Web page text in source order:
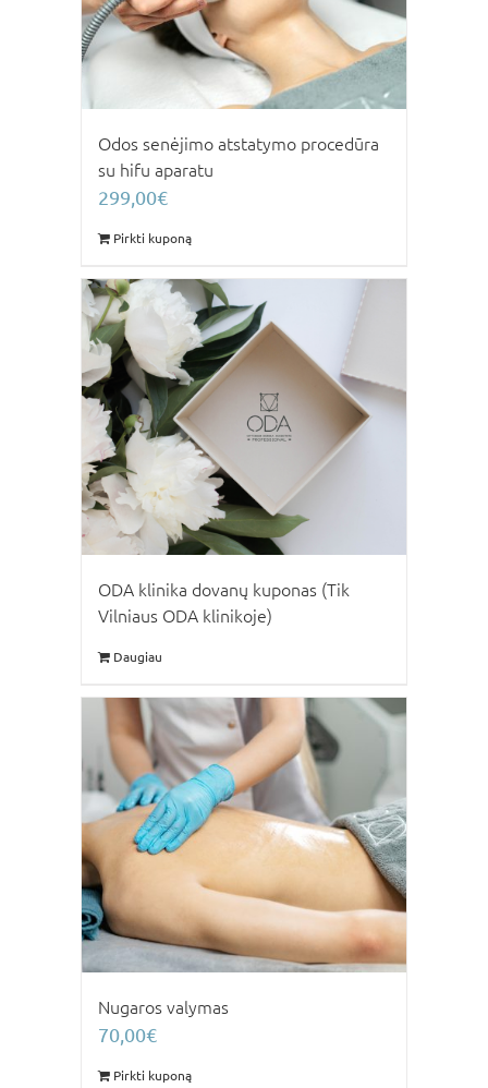
Odos senėjimo atstatymo procedūra
su hifu aparatu
299,00€
Pirkti kuponą
ODA klinika dovanų kuponas (Tik
Vilniaus ODA klinikoje)
Daugiau
Nugaros valymas
70,00€
Pirkti kuponą